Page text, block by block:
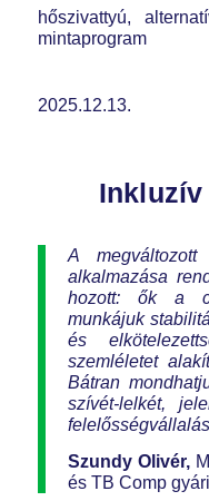
hőszivattyú,
mintaprogram
2025.12.13.
A megváltozott
alkalmazása
hozott: ők a
munkájuk
és
szemléletet
Bátran
szívét-lelkét,
Szundy Olivér,
és TB Comp